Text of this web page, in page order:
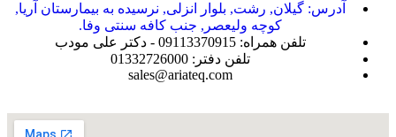
آدرس: گیلان, رشت, بلوار انزلی, نرسیده به بیمارستان آریا,
کوچه ولیعصر, جنب کافه سنتی وفا.
تلفن همراه: 09113370915 - دکتر علی مودب
تلفن دفتر: 01332726000
sales@ariateq.com